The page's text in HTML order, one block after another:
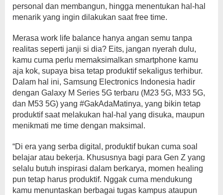
personal dan membangun, hingga menentukan hal-hal
menarik yang ingin dilakukan saat free time.
Merasa work life balance hanya angan semu tanpa
realitas seperti janji si dia? Eits, jangan nyerah dulu,
kamu cuma perlu memaksimalkan smartphone kamu
aja kok, supaya bisa tetap produktif sekaligus terhibur.
Dalam hal ini, Samsung Electronics Indonesia hadir
dengan Galaxy M Series 5G terbaru (M23 5G, M33 5G,
dan M53 5G) yang #GakAdaMatinya, yang bikin tetap
produktif saat melakukan hal-hal yang disuka, maupun
menikmati me time dengan maksimal.
“Di era yang serba digital, produktif bukan cuma soal
belajar atau bekerja. Khususnya bagi para Gen Z yang
selalu butuh inspirasi dalam berkarya, momen healing
pun tetap harus produktif. Nggak cuma mendukung
kamu menuntaskan berbagai tugas kampus ataupun